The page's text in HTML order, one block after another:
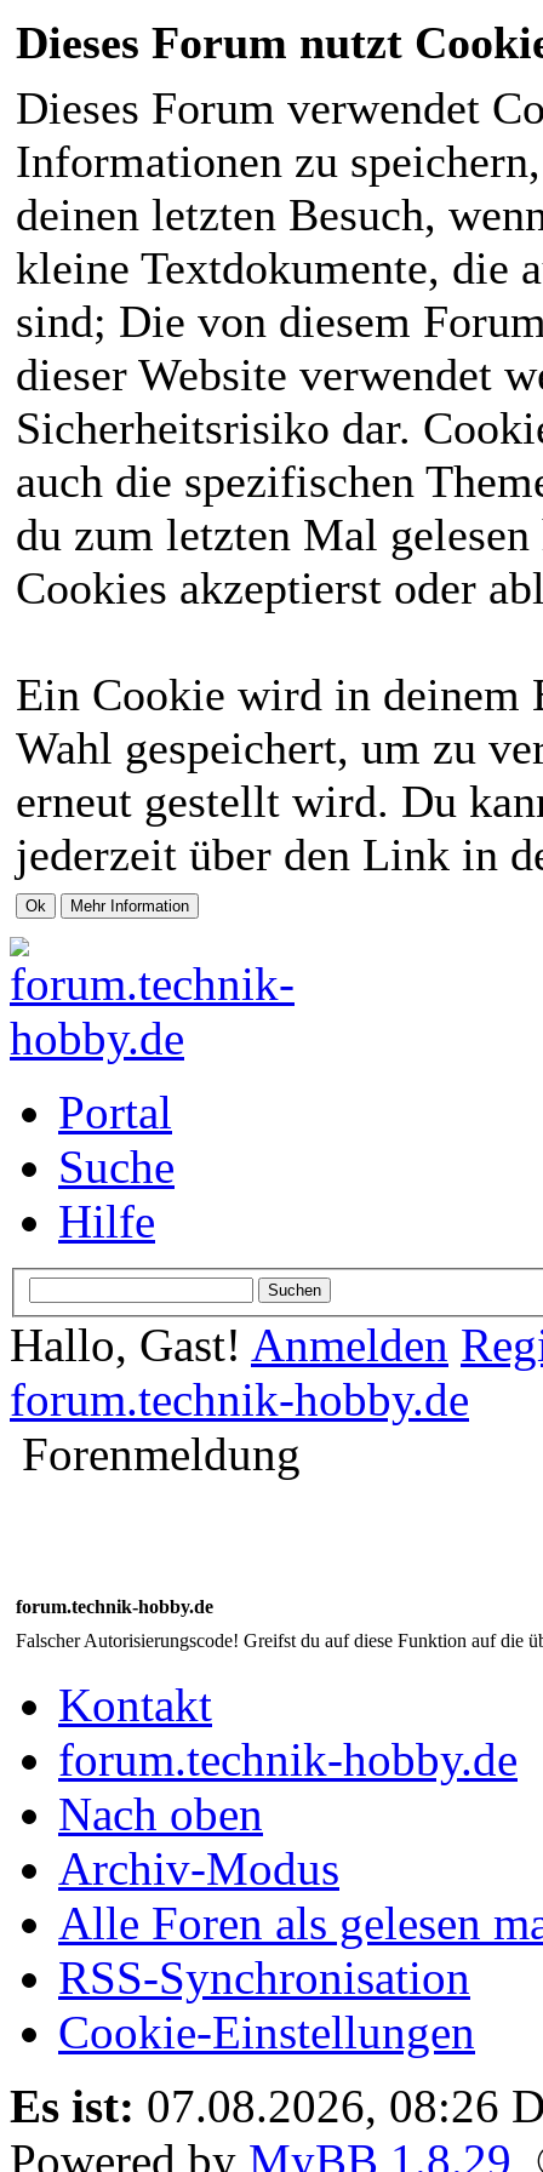
Dieses Forum nutzt
Dieses Forum verwendet
Informationen zu
deinen letzten Besuch,
kleine Textdokumente, die
sind; Die von diesem
dieser Website verwendet
Sicherheitsrisiko dar.
auch die spezifischen
du zum letzten Mal
Cookies akzeptierst oder
Ein Cookie wird in deinem
Wahl gespeichert, um zu
erneut gestellt wird. Du
jederzeit über den Link in
Portal
Suche
Hilfe
Hallo, Gast! Anmelden
forum.technik-hobby.de
Forenmeldung
forum.technik-hobby.de
Falscher Autorisierungscode! Greifst du auf diese Funktion auf die
Kontakt
forum.technik-hobby.de
Nach oben
Archiv-Modus
Alle Foren als gelesen
RSS-Synchronisation
Cookie-Einstellungen
Es ist: 07.08.2026, 08:26
Powered by MyBB 1.8.29